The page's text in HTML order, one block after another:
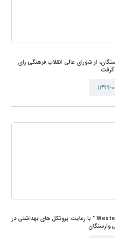
از شورای عالی انقلاب فرهنگی رای
گرفت
۰۷-۰۲
برگزاری کارگاه عملی SDS- PAGE” وWestern Blot ” با رعایت پروتکل های بهداشتی در
وارستگان